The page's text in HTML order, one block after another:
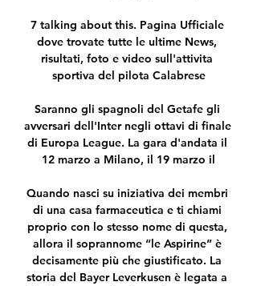
7 talking about this. Pagina Ufficiale
dove trovate tutte le ultime News,
risultati, foto e video sull'attivita
sportiva del pilota Calabrese
Saranno gli spagnoli del Getafe gli
avversari dell'Inter negli ottavi di finale
di Europa League. La gara d'andata il
12 marzo a Milano, il 19 marzo il
Quando nasci su iniziativa dei membri
di una casa farmaceutica e ti chiami
proprio con lo stesso nome di questa,
allora il soprannome “le Aspirine” è
decisamente più che giustificato. La
storia del Bayer Leverkusen è legata a